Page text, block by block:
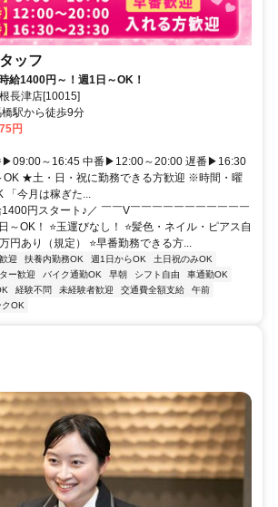
ッフ
給1400円～！週1日～OK！
長津店[10015]
駅から徒歩9分
円
▶09:00～16:45 中番▶12:00～20:00 遅番▶16:30
★土・日・祝に勤務できる方歓迎 ※時間・曜
「今月は稼ぎた...
円スタート♪／ ￣￣V￣￣￣￣￣￣￣￣￣￣￣
～OK！ ⭐玉運びなし！ ⭐髪色・ネイル・ピアス自
円あり（規定） ⭐早番勤務できる方...
迎 扶養内勤務OK 週1日からOK
土日祝のみOK
ー歓迎 バイク通勤OK 早朝 シフト自由
車通勤OK
経験不問 未経験者歓迎 交通費全額支給
午前
クOK